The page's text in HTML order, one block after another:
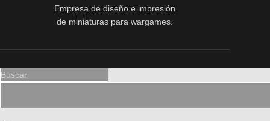
Empresa de diseño e impresión
de miniaturas para wargames.